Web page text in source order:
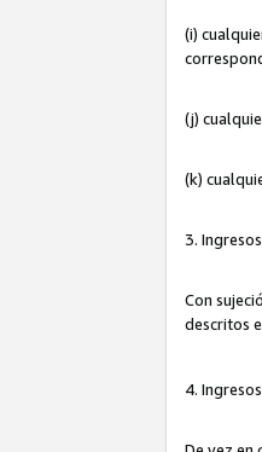
(i)
(j)
(k)
3.
Con
descritos
4.